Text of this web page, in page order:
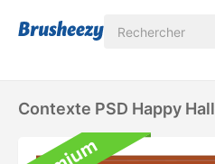
Contexte PSD Happy